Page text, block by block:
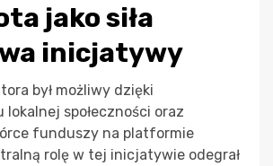
jako siła
inicjatywy
był możliwy dzięki
lokalnej społeczności oraz
funduszy na platformie
rolę w tej inicjatywie odegrał